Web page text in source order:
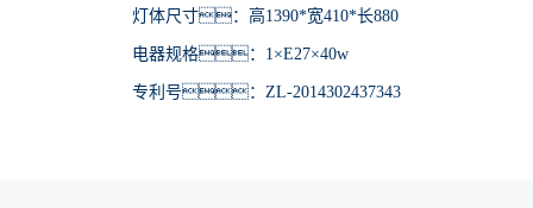
灯体尺寸：高1390*宽410*长880
电器规格：1×E27×40w
专利号：ZL-2014302437343